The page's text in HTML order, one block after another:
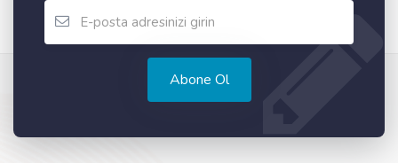
Abone Ol